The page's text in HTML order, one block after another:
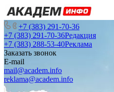
+7 (383) 291-70-36
+7 (383) 291-70-36Редакция
+7 (383) 288-53-40Реклама
Заказать звонок
E-mail
mail@academ.info
reklama@academ.info